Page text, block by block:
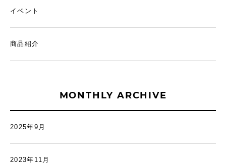
イベント
商品紹介
MONTHLY ARCHIVE
2025年9月
2023年11月